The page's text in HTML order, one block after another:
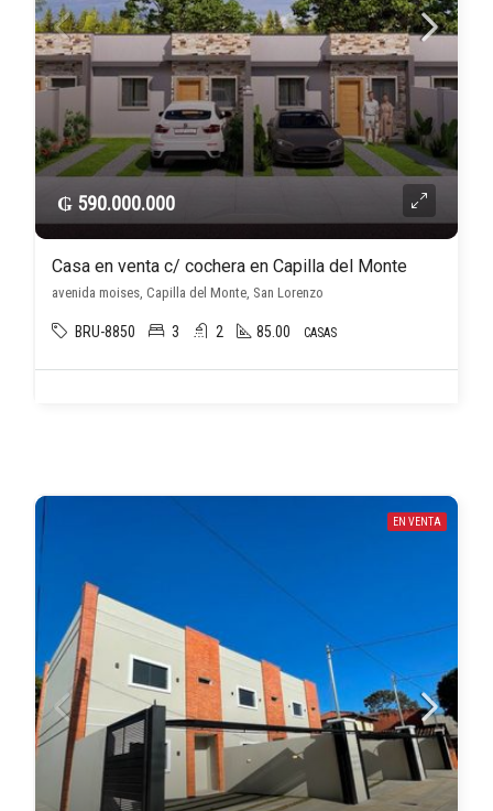
₲ 590.000.000
Casa en venta c/ cochera en Capilla del Monte
avenida moises, Capilla del Monte, San Lorenzo
BRU-8850 3 2 85.00 CASAS
EN VENTA